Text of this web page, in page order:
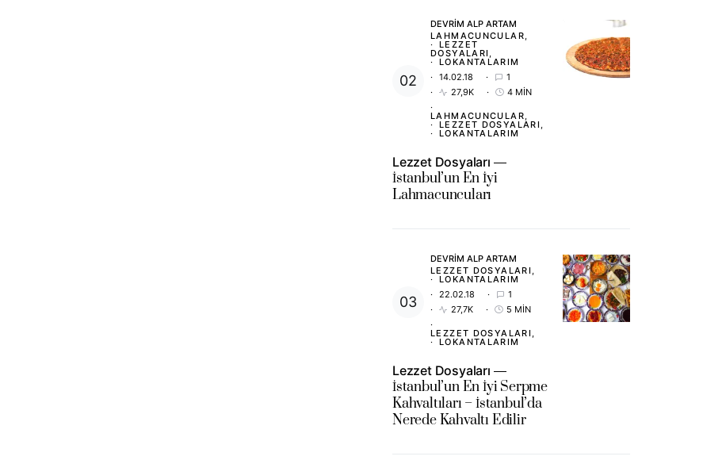
DEVRIM ALP ARTAM
LAHMACUNCULAR
LEZZET
DOSYALARI
LOKANTALARIM
14.02.18
1
27,9K
4 MIN
LAHMACUNCULAR
LEZZET DOSYALARI
LOKANTALARIM
Lezzet Dosyaları
İstanbul’un En İyi
Lahmacuncuları
DEVRIM ALP ARTAM
LEZZET DOSYALARI
LOKANTALARIM
22.02.18
1
27,7K
5 MIN
LEZZET DOSYALARI
LOKANTALARIM
Lezzet Dosyaları
İstanbul’un En İyi Serpme
Kahvaltıları – İstanbul’da
Nerede Kahvaltı Edilir